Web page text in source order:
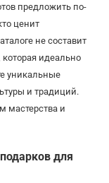
предложить по-
ценит
не составит
идеально
уникальные
и традиций.
мастерства и
для